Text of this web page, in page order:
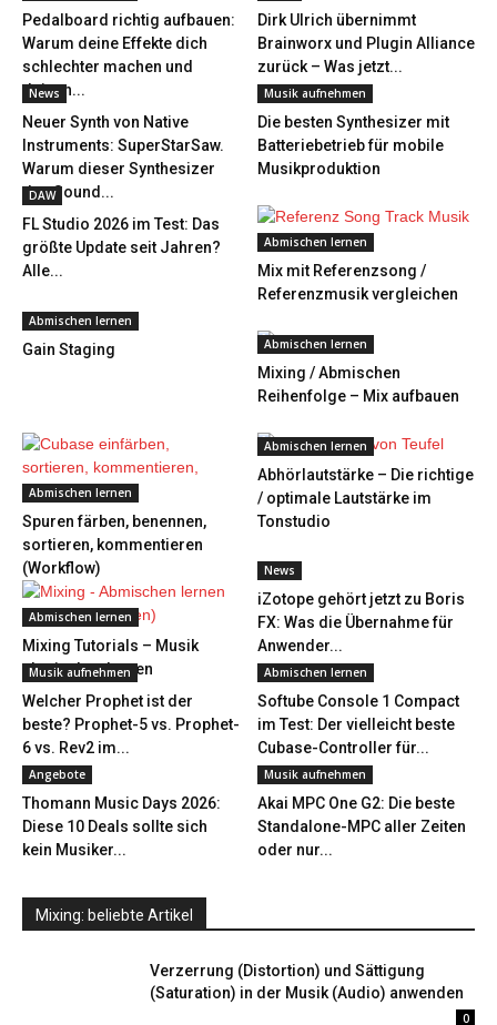
Pedalboard richtig aufbauen:
Warum deine Effekte dich
schlechter machen und
deinen...
Dirk Ulrich übernimmt
Brainworx und Plugin Alliance
zurück – Was jetzt...
News
Neuer Synth von Native
Instruments: SuperStarSaw.
Warum dieser Synthesizer
den Sound...
Musik aufnehmen
Die besten Synthesizer mit
Batteriebetrieb für mobile
Musikproduktion
DAW
FL Studio 2026 im Test: Das
größte Update seit Jahren?
Alle...
Abmischen lernen
Mix mit Referenzsong /
Referenzmusik vergleichen
Abmischen lernen
Gain Staging Abmischen lernen
Mixing / Abmischen
Reihenfolge – Mix aufbauen
Abmischen lernen
Spuren färben, benennen,
sortieren, kommentieren
(Workflow)
Abmischen lernen
Abhörlautstärke – Die richtige
/ optimale Lautstärke im
Tonstudio
Abmischen lernen
Mixing Tutorials – Musik
abmischen lernen
News
iZotope gehört jetzt zu Boris
FX: Was die Übernahme für
Anwender...
Musik aufnehmen
Welcher Prophet ist der
beste? Prophet-5 vs. Prophet-
6 vs. Rev2 im...
Abmischen lernen
Softube Console 1 Compact
im Test: Der vielleicht beste
Cubase-Controller für...
Angebote
Thomann Music Days 2026:
Diese 10 Deals sollte sich
kein Musiker...
Musik aufnehmen
Akai MPC One G2: Die beste
Standalone-MPC aller Zeiten
oder nur...
Mixing: beliebte Artikel
Verzerrung (Distortion) und Sättigung
(Saturation) in der Musik (Audio) anwenden
0